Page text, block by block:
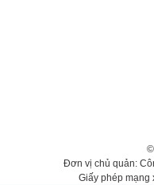
Đơn vị chủ quản:
Giấy phép mạng